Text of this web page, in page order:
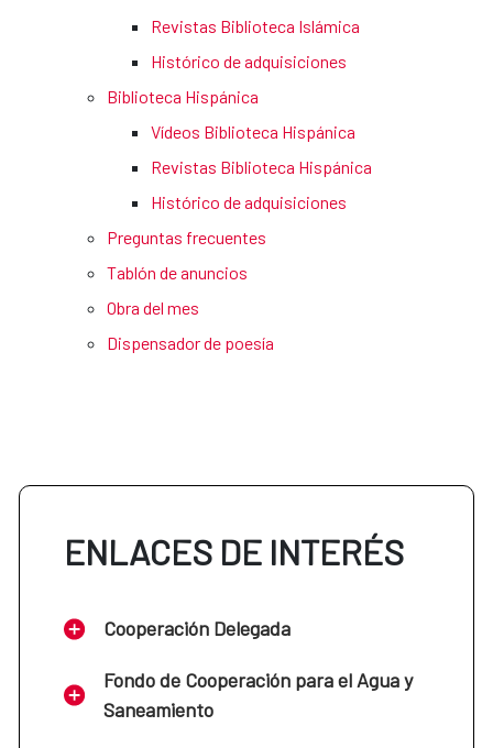
Revistas Biblioteca Islámica
Histórico de adquisiciones
Biblioteca Hispánica
Vídeos Biblioteca Hispánica
Revistas Biblioteca Hispánica
Histórico de adquisiciones
Preguntas frecuentes
Tablón de anuncios
Obra del mes
Dispensador de poesía
ENLACES DE INTERÉS
Cooperación Delegada
Fondo de Cooperación para el Agua y
Saneamiento